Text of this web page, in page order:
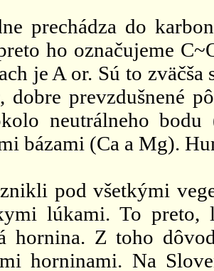
prechádza do
ho označujeme
je A or. Sú to
dobre prevzdušnené
neutrálneho
bázami (Ca a Mg).
pod všetkými
lúkami. To preto,
hornina. Z toho
horninami. Na